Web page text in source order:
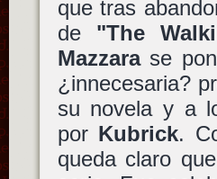
que tras
de "The
Mazzarase
¿innecesaria?
su novela y a
por Kubrick.
queda claro